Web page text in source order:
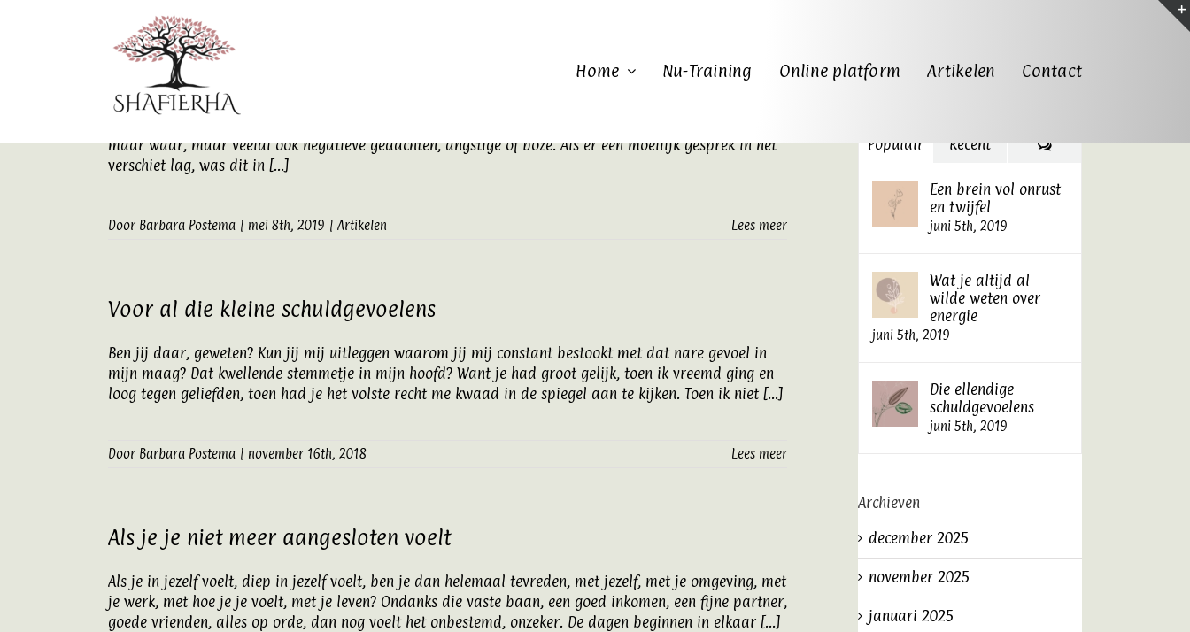
Home Nu-Training Online platform Artikelen Contact
Stilte in je hoofd
Chaos Zolang als ik me kan herinneren, was mijn hoofd gevuld met vele, nutteloze en zich herhalende
maar waar, maar veelal ook negatieve gedachten, angstige of boze. Als er een moeilijk gesprek in het
verschiet lag, was dit in [...]
Door Barbara Postema | mei 8th, 2019 | Artikelen Lees meer
Voor al die kleine schuldgevoelens
Ben jij daar, geweten? Kun jij mij uitleggen waarom jij mij constant bestookt met dat nare gevoel in
mijn maag? Dat kwellende stemmetje in mijn hoofd? Want je had groot gelijk, toen ik vreemd ging en
loog tegen geliefden, toen had je het volste recht me kwaad in de spiegel aan te kijken. Toen ik niet [...]
Door Barbara Postema | november 16th, 2018 Lees meer
Als je je niet meer aangesloten voelt
Als je in jezelf voelt, diep in jezelf voelt, ben je dan helemaal tevreden, met jezelf, met je omgeving, met
je werk, met hoe je je voelt, met je leven? Ondanks die vaste baan, een goed inkomen, een fijne partner,
goede vrienden, alles op orde, dan nog voelt het onbestemd, onzeker. De dagen beginnen in elkaar [...]
naar:
Populair Recent Reacties
Een brein vol onrust
en twijfel
juni 5th, 2019
Wat je altijd al
wilde weten over
energie
juni 5th, 2019
Die ellendige
schuldgevoelens
juni 5th, 2019
Archieven
december 2025
november 2025
januari 2025